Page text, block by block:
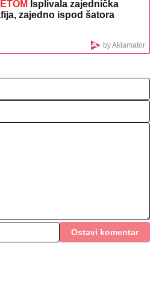
NOVAC"Poznati glumac
mu identitet, pa traže ljudima
VIDEO) OVO JE ZORAN
NA NOVOM BEOGRADU!
lisicama na rukama, ušao u
se razvela od prvog muža: